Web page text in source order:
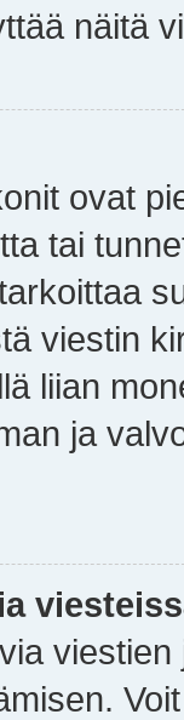
näitä
ovat
tai
viestin
liian
ja